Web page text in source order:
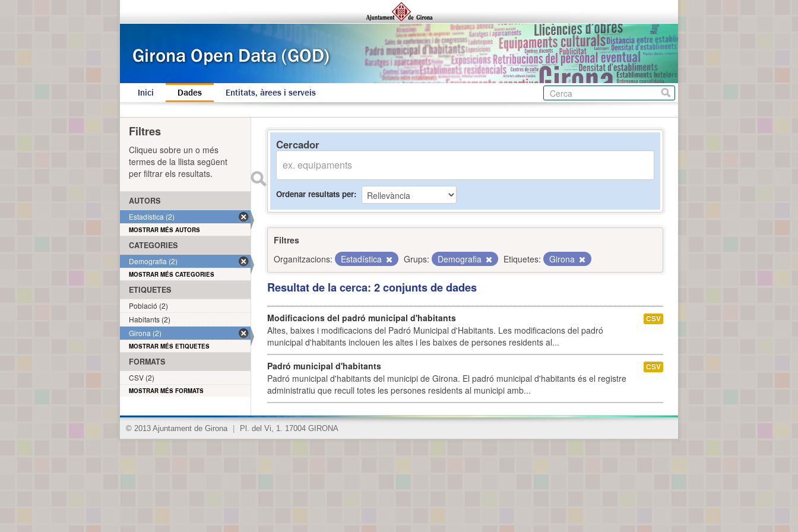
Inici Dades Entitats, àrees i serveis
Cercador
Ordenar resultats per
Filtres
Organitzacions:
Estadística Grups: Demografia Etiquetes: Girona
Resultat de la cerca: 2 conjunts de dades
Modificacions del padró municipal d'habitants
Altes, baixes i modificacions del Padró Municipal d'Habitants. Les modificacions del padró
municipal d'habitants inclouen les altes i les baixes de persones residents al...
CSV
Padró municipal d'habitants
Padró municipal d'habitants del municipi de Girona. El padró municipal d'habitants és el registre
administratiu que recull totes les persones residents al municipi amb...
CSV
Filtres
Cliqueu sobre un o més
termes de la llista següent
per filtrar els resultats.
AUTORS
Estadística (2)
MOSTRAR MÉS AUTORS
CATEGORIES
Demografia (2)
MOSTRAR MÉS CATEGORIES
ETIQUETES
Població (2)
Habitants (2)
Girona (2)
MOSTRAR MÉS ETIQUETES
FORMATS
CSV (2)
MOSTRAR MÉS FORMATS
© 2013 Ajuntament de Girona Pl. del Vi, 1. 17004 GIRONA